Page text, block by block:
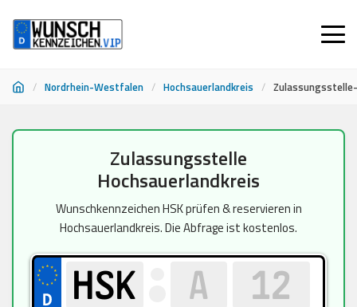
/ Nordrhein-Westfalen / Hochsauerlandkreis /
Zulassungsstelle
Hochsauerlandkreis
Wunschkennzeichen HSK prüfen & reservieren in
Hochsauerlandkreis. Die Abfrage ist kostenlos.